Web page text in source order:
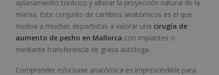
aplanamiento torácico y alterar la proyección natural de la
mama. Este conjunto de cambios anatómicos es el que
motiva a muchas deportistas a valorar una cirugía de
aumento de pecho en Mallorca con implantes o
mediante transferencia de grasa autóloga.
Comprender esta base anatómica es imprescindible para